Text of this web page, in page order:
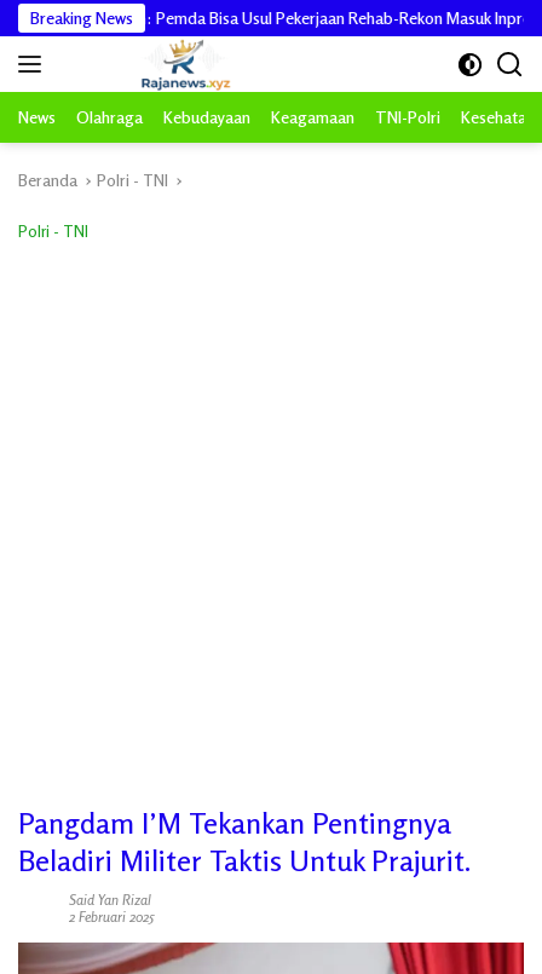
Langsung
ke
konten
Breaking News
Aceh: Pemda Bisa Usul Pekerjaan Rehab-Rekon Masuk Inpres
News Olahraga Kebudayaan Keagamaan TNI-Polri Kesehatan
Beranda Polri - TNI
Polri - TNI
Pangdam I’M Tekankan Pentingnya
Beladiri Militer Taktis Untuk Prajurit.
Said Yan Rizal
2 Februari 2025